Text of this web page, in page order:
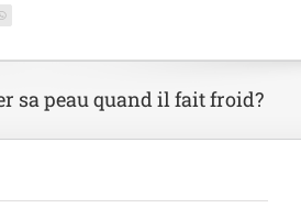
sa peau quand il fait froid?